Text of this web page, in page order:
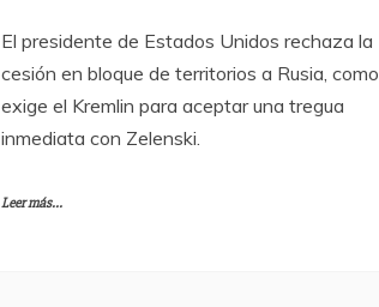
El presidente de Estados Unidos rechaza la
cesión en bloque de territorios a Rusia, como
exige el Kremlin para aceptar una tregua
inmediata con Zelenski.
Leer más...